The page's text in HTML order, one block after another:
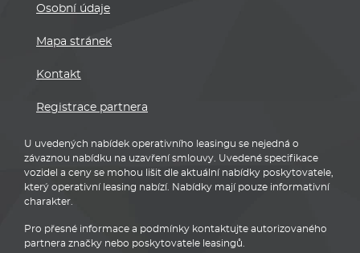
Osobní údaje
Mapa stránek
Kontakt
Registrace partnera
U uvedených nabídek operativního leasingu se nejedná o
závaznou nabídku na uzavření smlouvy. Uvedené specifikace
vozidel a ceny se mohou lišit dle aktuální nabídky poskytovatele,
který operativní leasing nabízí. Nabídky mají pouze informativní
charakter.
Pro přesné informace a podmínky kontaktujte autorizovaného
partnera značky nebo poskytovatele leasingů.